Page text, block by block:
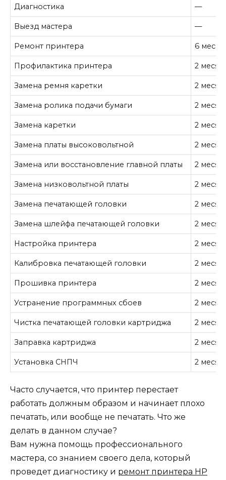
Диагностика —
Выезд мастера —
Ремонт принтера 6
Профилактика принтера 2
Замена ремня каретки 2
Замена ролика подачи бумаги 2
Замена каретки 2
Замена платы высоковольтной 2
Замена или восстановление главной платы 2
Замена низковольтной платы 2
Замена печатающей головки 2
Замена шлейфа печатающей головки 2
Настройка принтера 2
Калибровка печатающей головки 2
Прошивка принтера 2
Устранение программных сбоев 2
Чистка печатающей головки картриджа 2
Заправка картриджа 2
Установка СНПЧ 2
Часто случается, что принтер перестает
работать должным образом и начинает плохо
печатать, или вообще не печатать. Что же
делать в данном случае?
Вам нужна помощь профессионального
мастера, со знанием своего дела, который
проведет диагностику и ремонт принтера HP